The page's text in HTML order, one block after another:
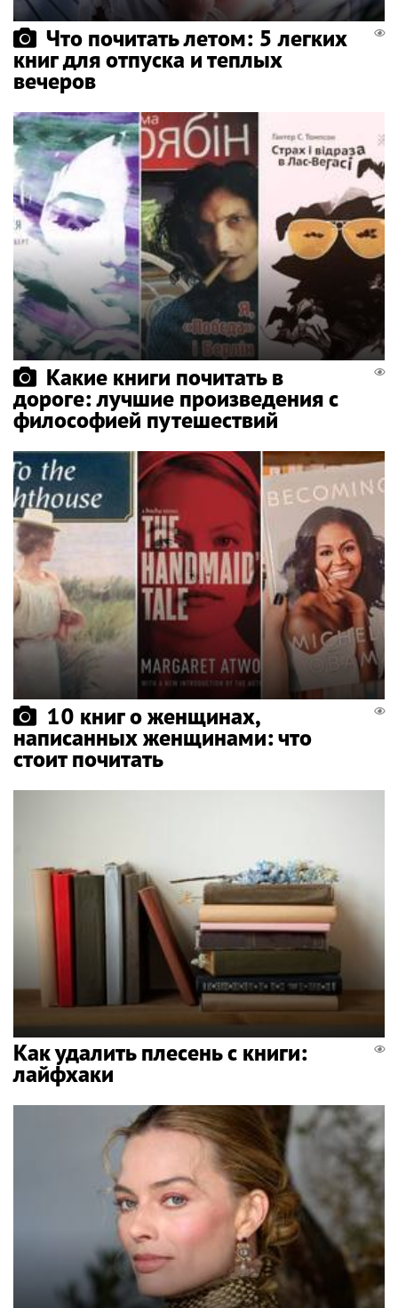
Что почитать летом: 5 легких
книг для отпуска и теплых
вечеров
Какие книги почитать в
дороге: лучшие произведения с
философией путешествий
10 книг о женщинах,
написанных женщинами: что
стоит почитать
Как удалить плесень с книги:
лайфхаки